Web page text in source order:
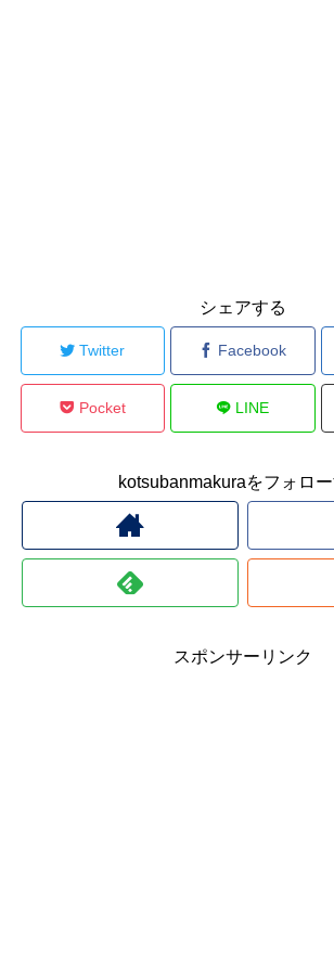
シェアする
Twitter Facebook
Pocket LINE
kotsubanmakuraをフォロ
スポンサーリンク